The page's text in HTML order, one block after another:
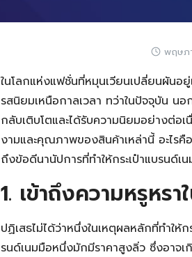
พฤษภ
ในโลกแห่งแฟชั่นที่หมุนเวียนเปลี่ยนผันอ
รสนิยมเหนือกาลเวลา ทว่าในปัจจุบัน นอ
กลับเติบโตและได้รับความนิยมอย่างต่อ
งามและคุณภาพของสินค้าเหล่านี้ อะไร
ถึงข้อดีนานัปการที่ทำให้กระเป๋าแบรนด์เ
1. เข้าถึงความหรูหร
ปฏิเสธไม่ได้ว่าหนึ่งในเหตุผลหลักที่ทำให้
รนด์เนมมือหนึ่งมักมีราคาสูงลิ่ว ซึ่งอาจ